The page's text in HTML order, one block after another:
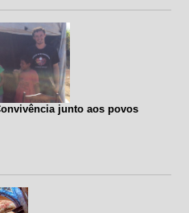
junto aos povos